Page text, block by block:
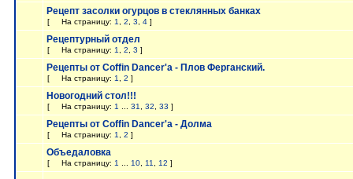
Рецепт засолки огурцов в стеклянных банках
[ На страницу: 1 2 3 4 ]
Рецептурный отдел
[ На страницу: 1 2 3 ]
Рецепты от Coffin Dancer'a - Плов Ферганский.
[ На страницу: 1 2 ]
Новогодний стол!!!
[ На страницу: 1 31 32 33 ]
Рецепты от Coffin Dancer'a - Долма
[ На страницу: 1 2 ]
Объедаловка
[ На страницу: 1 10 11 12 ]